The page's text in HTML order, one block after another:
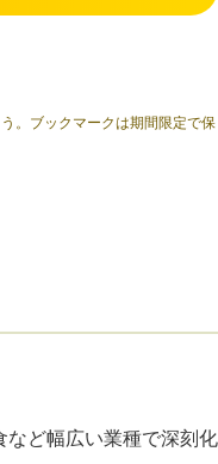
。ブックマークは期間限定で保
など幅広い業種で深刻化